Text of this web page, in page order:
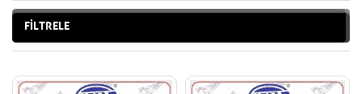
FİLTRELE